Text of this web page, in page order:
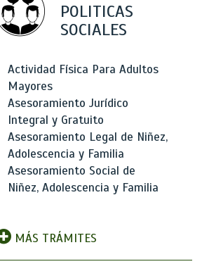
POLITICAS
SOCIALES
Actividad Física Para Adultos
Mayores
Asesoramiento Jurídico
Integral y Gratuito
Asesoramiento Legal de Niñez,
Adolescencia y Familia
Asesoramiento Social de
Niñez, Adolescencia y Familia
MÁS TRÁMITES